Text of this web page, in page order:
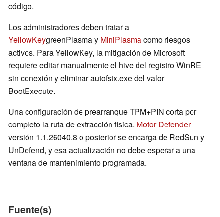
código.
Los administradores deben tratar a
YellowKeygreenPlasma y MiniPlasmacomo riesgos
activos. Para YellowKey, la mitigación de Microsoft
requiere editar manualmente el hive del registro WinRE
sin conexión y eliminar autofstx.exe del valor
BootExecute.
Una configuración de prearranque TPM+PIN corta por
completo la ruta de extracción física. Motor Defender
versión 1.1.26040.8 o posterior se encarga de RedSun y
UnDefend, y esa actualización no debe esperar a una
ventana de mantenimiento programada.
Fuente(s)